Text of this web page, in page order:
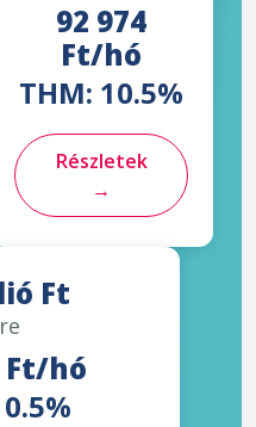
92 974
Ft/hó
THM: 10.5%
Részletek
→
Ft
Ft/hó